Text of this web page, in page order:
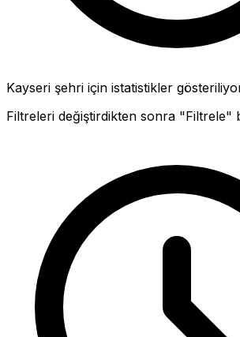
Kayseri şehri için istatistikler
Filtreleri değiştirdikten sonra "Filtrele"